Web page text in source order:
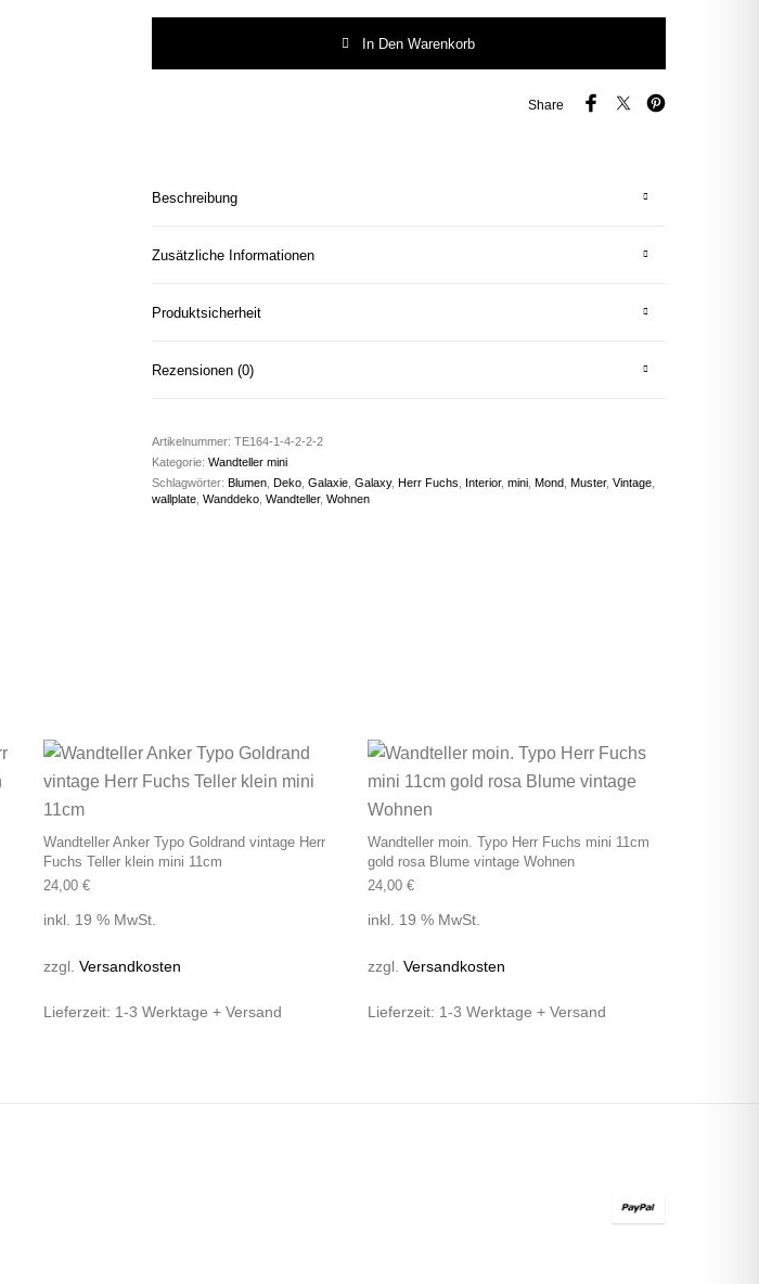
In Den Warenkorb
Share
Beschreibung
Zusätzliche Informationen
Produktsicherheit
Rezensionen (0)
Artikelnummer: TE164-1-4-2-2-2
Kategorie: Wandteller mini
Schlagwörter: Blumen, Deko, Galaxie, Galaxy, Herr Fuchs Interior, mini, Mond, Muster, Vintage,
wallplate, Wanddeko, Wandteller, Wohnen
Wandteller Anker Typo Goldrand vintage Herr
Fuchs Teller klein mini 11cm
24,00 €
inkl. 19 % MwSt.
zzgl. Versandkosten
Lieferzeit: 1-3 Werktage + Versand
Wandteller moin. Typo Herr Fuchs mini 11cm
gold rosa Blume vintage Wohnen
24,00 €
inkl. 19 % MwSt.
zzgl. Versandkosten
Lieferzeit: 1-3 Werktage + Versand